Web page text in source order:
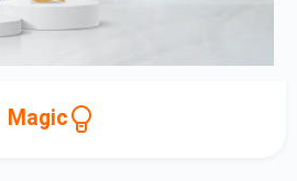
Magic